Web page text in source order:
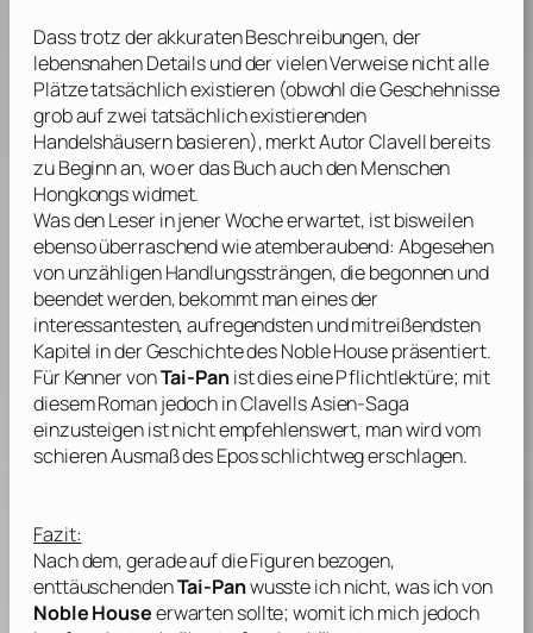
Dass trotz der akkuraten Beschreibungen, der
lebensnahen Details und der vielen Verweise nicht alle
Plätze tatsächlich existieren (obwohl die Geschehnisse
grob auf zwei tatsächlich existierenden
Handelshäusern basieren), merkt AutorClavellbereits
zu Beginn an, wo er das Buch auch den Menschen
Hongkongs widmet.
Was den Leser in jener Woche erwartet, ist bisweilen
ebenso überraschend wie atemberaubend: Abgesehen
von unzähligen Handlungssträngen, die begonnen und
beendet werden, bekommt man eines der
interessantesten, aufregendsten und mitreißendsten
Kapitel in der Geschichte des Noble House präsentiert.
Für Kenner vonTai-Panist dies eine Pflichtlektüre; mit
diesem Roman jedoch inClavellsAsien-Saga
einzusteigen ist nicht empfehlenswert, man wird vom
schieren Ausmaß des Epos schlichtweg erschlagen.
Fazit:
Nach dem, gerade auf die Figuren bezogen,
enttäuschendenTai-Panwusste ich nicht, was ich von
Noble Houseerwarten sollte; womit ich mich jedoch